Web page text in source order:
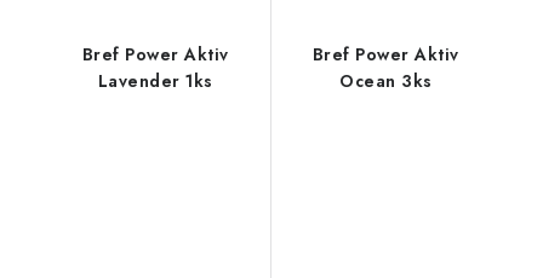
Bref Power Aktiv
Lavender 1ks
Bref Power Aktiv
Ocean 3ks